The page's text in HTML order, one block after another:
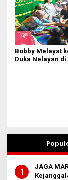
Bobby Melayat
Duka Nelayan di
1
JAGA